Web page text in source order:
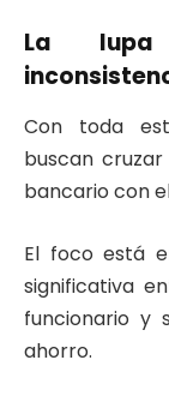
La lupa
Con toda
buscan
bancario con
El foco está
significativa
funcionario y
ahorro.